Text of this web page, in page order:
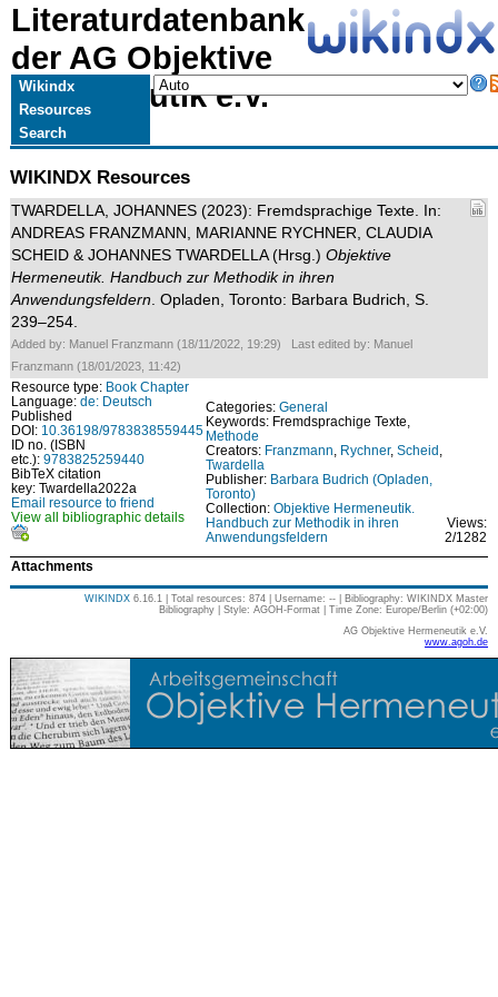
Literaturdatenbank
der AG Objektive
Hermeneutik e.V.
Wikindx
Resources
Search
WIKINDX Resources
TWARDELLA, JOHANNES (2023): Fremdsprachige Texte. In:
ANDREAS FRANZMANN, MARIANNE RYCHNER, CLAUDIA
SCHEID & JOHANNES TWARDELLA (Hrsg.) Objektive
Hermeneutik. Handbuch zur Methodik in ihren
Anwendungsfeldern. Opladen, Toronto: Barbara Budrich, S.
239–254.
Added by: Manuel Franzmann (18/11/2022, 19:29) Last edited by: Manuel
Franzmann (18/01/2023, 11:42)
Resource type: Book Chapter
Language: de: Deutsch
Published
DOI: 10.36198/9783838559445
ID no. (ISBN
etc.): 9783825259440
BibTeX citation
key: Twardella2022a
Email resource to friend
View all bibliographic details
Categories: General
Keywords: Fremdsprachige Texte,
Methode
Creators: Franzmann Rychner, Scheid
Twardella
Publisher: Barbara Budrich (Opladen,
Toronto)
Collection: Objektive Hermeneutik.
Handbuch zur Methodik in ihren
Anwendungsfeldern
Views:
2/1282
Attachments
WIKINDX 6.16.1 | Total resources: 874 | Username: -- | Bibliography: WIKINDX Master
Bibliography | Style: AGOH-Format | Time Zone: Europe/Berlin (+02:00)
AG Objektive Hermeneutik e.V.
www.agoh.de